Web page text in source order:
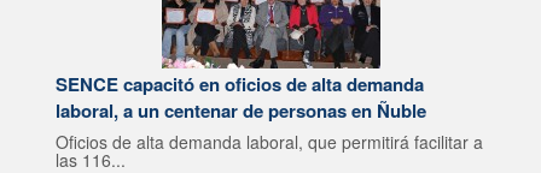
SENCE capacitó en oficios de alta demanda
laboral, a un centenar de personas en Ñuble
Oficios de alta demanda laboral, que permitirá facilitar a
las 116...